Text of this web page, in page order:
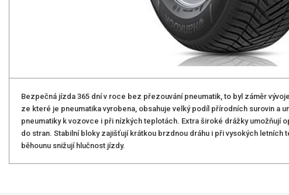
Bezpečná jízda 365 dní v roce bez přezouvání pneumatik, to byl záměr
ze které je pneumatika vyrobena, obsahuje velký podíl přírodních surovin a
pneumatiky k vozovce i při nízkých teplotách. Extra široké drážky umožňují
do stran. Stabilní bloky zajišťují krátkou brzdnou dráhu i při vysokých letních
běhounu snižují hlučnost jízdy.